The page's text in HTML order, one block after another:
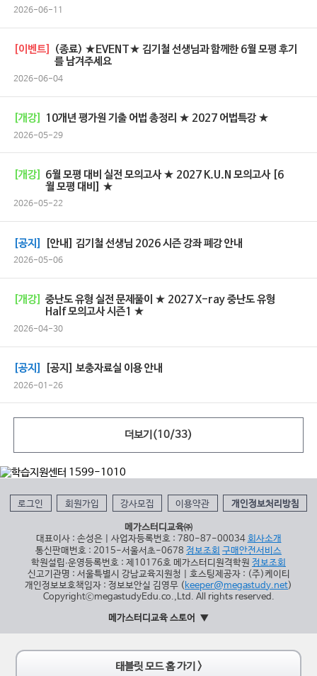
2026-06-11
[이벤트]
(종료) ★EVENT★ 김기철 선생님과 함께한 6월 모평 후기
를 남겨주세요
2026-06-04
[개강] 10개년 평가원 기출 어법 총정리 ★ 2027 어법특강 ★
2026-05-29
[개강]
6월 모평 대비 실전 모의고사 ★ 2027 K.U.N 모의고사 [6
월 모평 대비] ★
2026-05-22
[공지] [안내] 김기철 선생님 2026 시즌 강좌 폐강 안내
2026-05-06
[개강]
중난도 유형 실전 문제풀이 ★ 2027 X-ray 중난도 유형
Half 모의고사 시즌1 ★
2026-04-30
[공지] [공지] 보충자료실 이용 안내
2026-01-26
더보기(10/33)
로그인 회원가입 강사모집 이용약관 개인정보처리방침
메가스터디교육㈜
대표이사 : 손성은 | 사업자등록번호 : 780-87-00034 회사소개
통신판매번호 : 2015-서울서초-0678 정보조회 구매안전서비스
학원설립∙운영등록번호 : 제10176호 메가스터디원격학원 정보조회
신고기관명 : 서울특별시 강남교육지원청 | 호스팅제공자 : (주)케이티
개인정보보호책임자 : 정보보안실 김영무 (keeper@megastudy.net)
CopyrightⓒmegastudyEdu.co.,Ltd. All rights reserved.
메가스터디교육 스토어
태블릿 모드 홈 가기 >